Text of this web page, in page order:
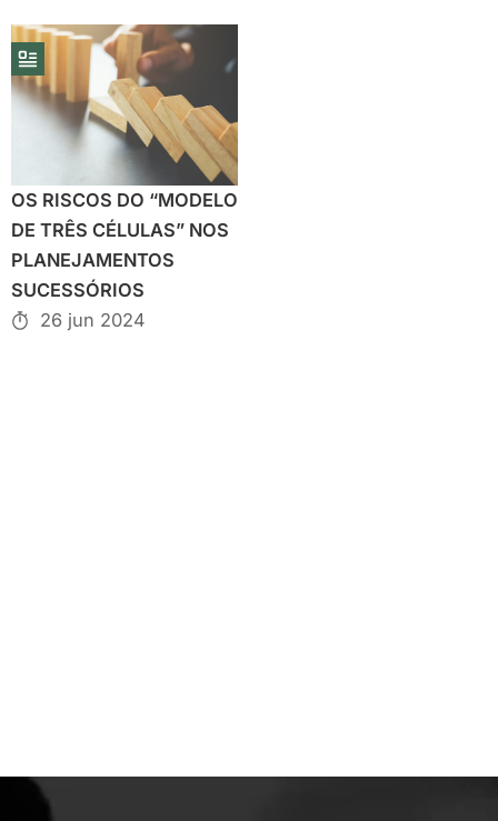
OS RISCOS DO “MODELO
DE TRÊS CÉLULAS” NOS
PLANEJAMENTOS
SUCESSÓRIOS
26 jun 2024